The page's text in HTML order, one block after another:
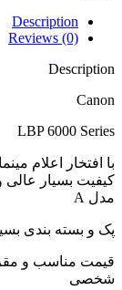
Description
Reviews (0)
Description
Canon
LBP 6000 Series
با افتخار اعلام
کیفیت بسیار عالی
مدل A
پک و بسته بندی
قیمت مناسب و
شخصی